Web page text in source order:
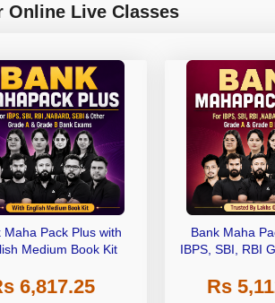
Online Live Classes
Maha Pack Plus with
Medium Book Kit
6,817.25
Bank Maha
IBPS, SBI, RBI
Other Grade A &
Rs